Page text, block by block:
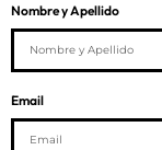
Nombre y Apellido
Email